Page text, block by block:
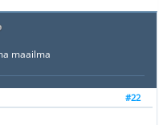
maailma
#22